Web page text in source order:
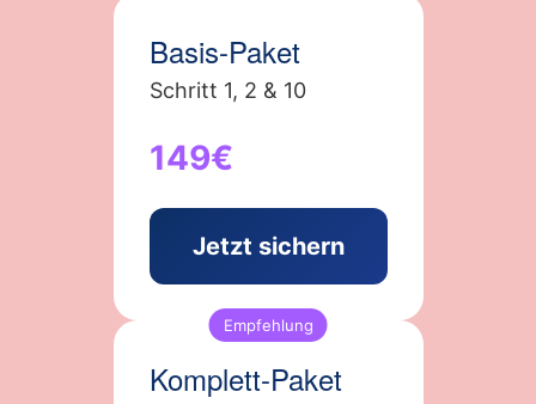
Basis-Paket
Schritt 1, 2 & 10
149€
Jetzt sichern
Empfehlung
Komplett-Paket